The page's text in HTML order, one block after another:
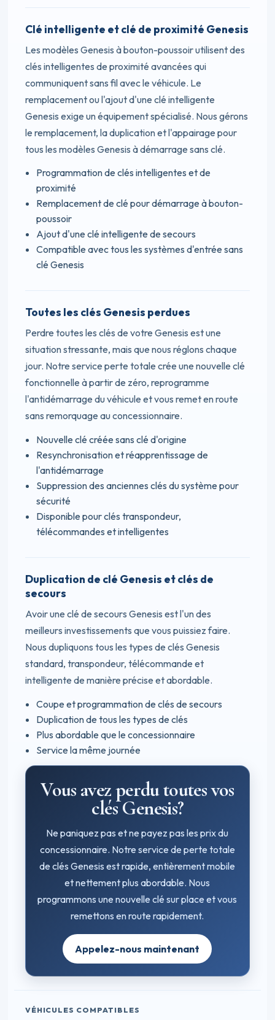
Clé intelligente et clé de proximité Genesis
Les modèles Genesis à bouton-poussoir utilisent des
clés intelligentes de proximité avancées qui
communiquent sans fil avec le véhicule. Le
remplacement ou l'ajout d'une clé intelligente
Genesis exige un équipement spécialisé. Nous gérons
le remplacement, la duplication et l'appairage pour
tous les modèles Genesis à démarrage sans clé.
Programmation de clés intelligentes et de
proximité
Remplacement de clé pour démarrage à bouton-
poussoir
Ajout d'une clé intelligente de secours
Compatible avec tous les systèmes d'entrée sans
clé Genesis
Toutes les clés Genesis perdues
Perdre toutes les clés de votre Genesis est une
situation stressante, mais que nous réglons chaque
jour. Notre service perte totale crée une nouvelle clé
fonctionnelle à partir de zéro, reprogramme
l'antidémarrage du véhicule et vous remet en route
sans remorquage au concessionnaire.
Nouvelle clé créée sans clé d'origine
Resynchronisation et réapprentissage de
l'antidémarrage
Suppression des anciennes clés du système pour
sécurité
Disponible pour clés transpondeur,
télécommandes et intelligentes
Duplication de clé Genesis et clés de
secours
Avoir une clé de secours Genesis est l'un des
meilleurs investissements que vous puissiez faire.
Nous dupliquons tous les types de clés Genesis
standard, transpondeur, télécommande et
intelligente de manière précise et abordable.
Coupe et programmation de clés de secours
Duplication de tous les types de clés
Plus abordable que le concessionnaire
Service la même journée
Vous avez perdu toutes vos
clés Genesis?
Ne paniquez pas et ne payez pas les prix du
concessionnaire. Notre service de perte totale
de clés Genesis est rapide, entièrement mobile
et nettement plus abordable. Nous
programmons une nouvelle clé sur place et vous
remettons en route rapidement.
Appelez-nous maintenant
VÉHICULES COMPATIBLES